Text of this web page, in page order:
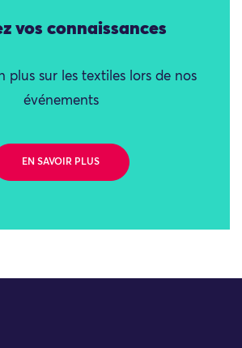
vos connaissances
plus sur les textiles lors de nos
événements
EN SAVOIR PLUS